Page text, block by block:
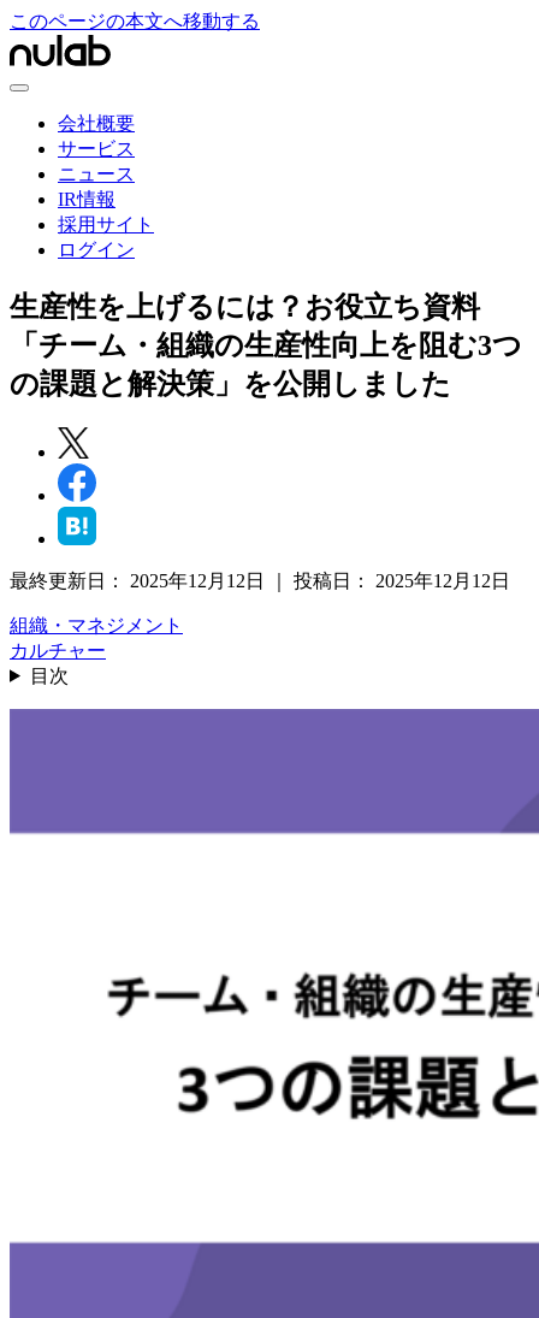
このページの本文へ移動する
会社概要
サービス
ニュース
IR情報
採用サイト
ログイン
生産性を上げるには？お役立ち資料
「チーム・組織の生産性向上を阻む3つ
の課題と解決策」を公開しました
最終更新日： 2025年12月12日 投稿日： 2025年12月12日
組織・マネジメント
カルチャー
目次